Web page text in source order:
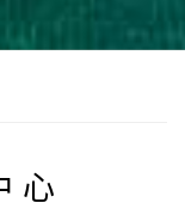
心